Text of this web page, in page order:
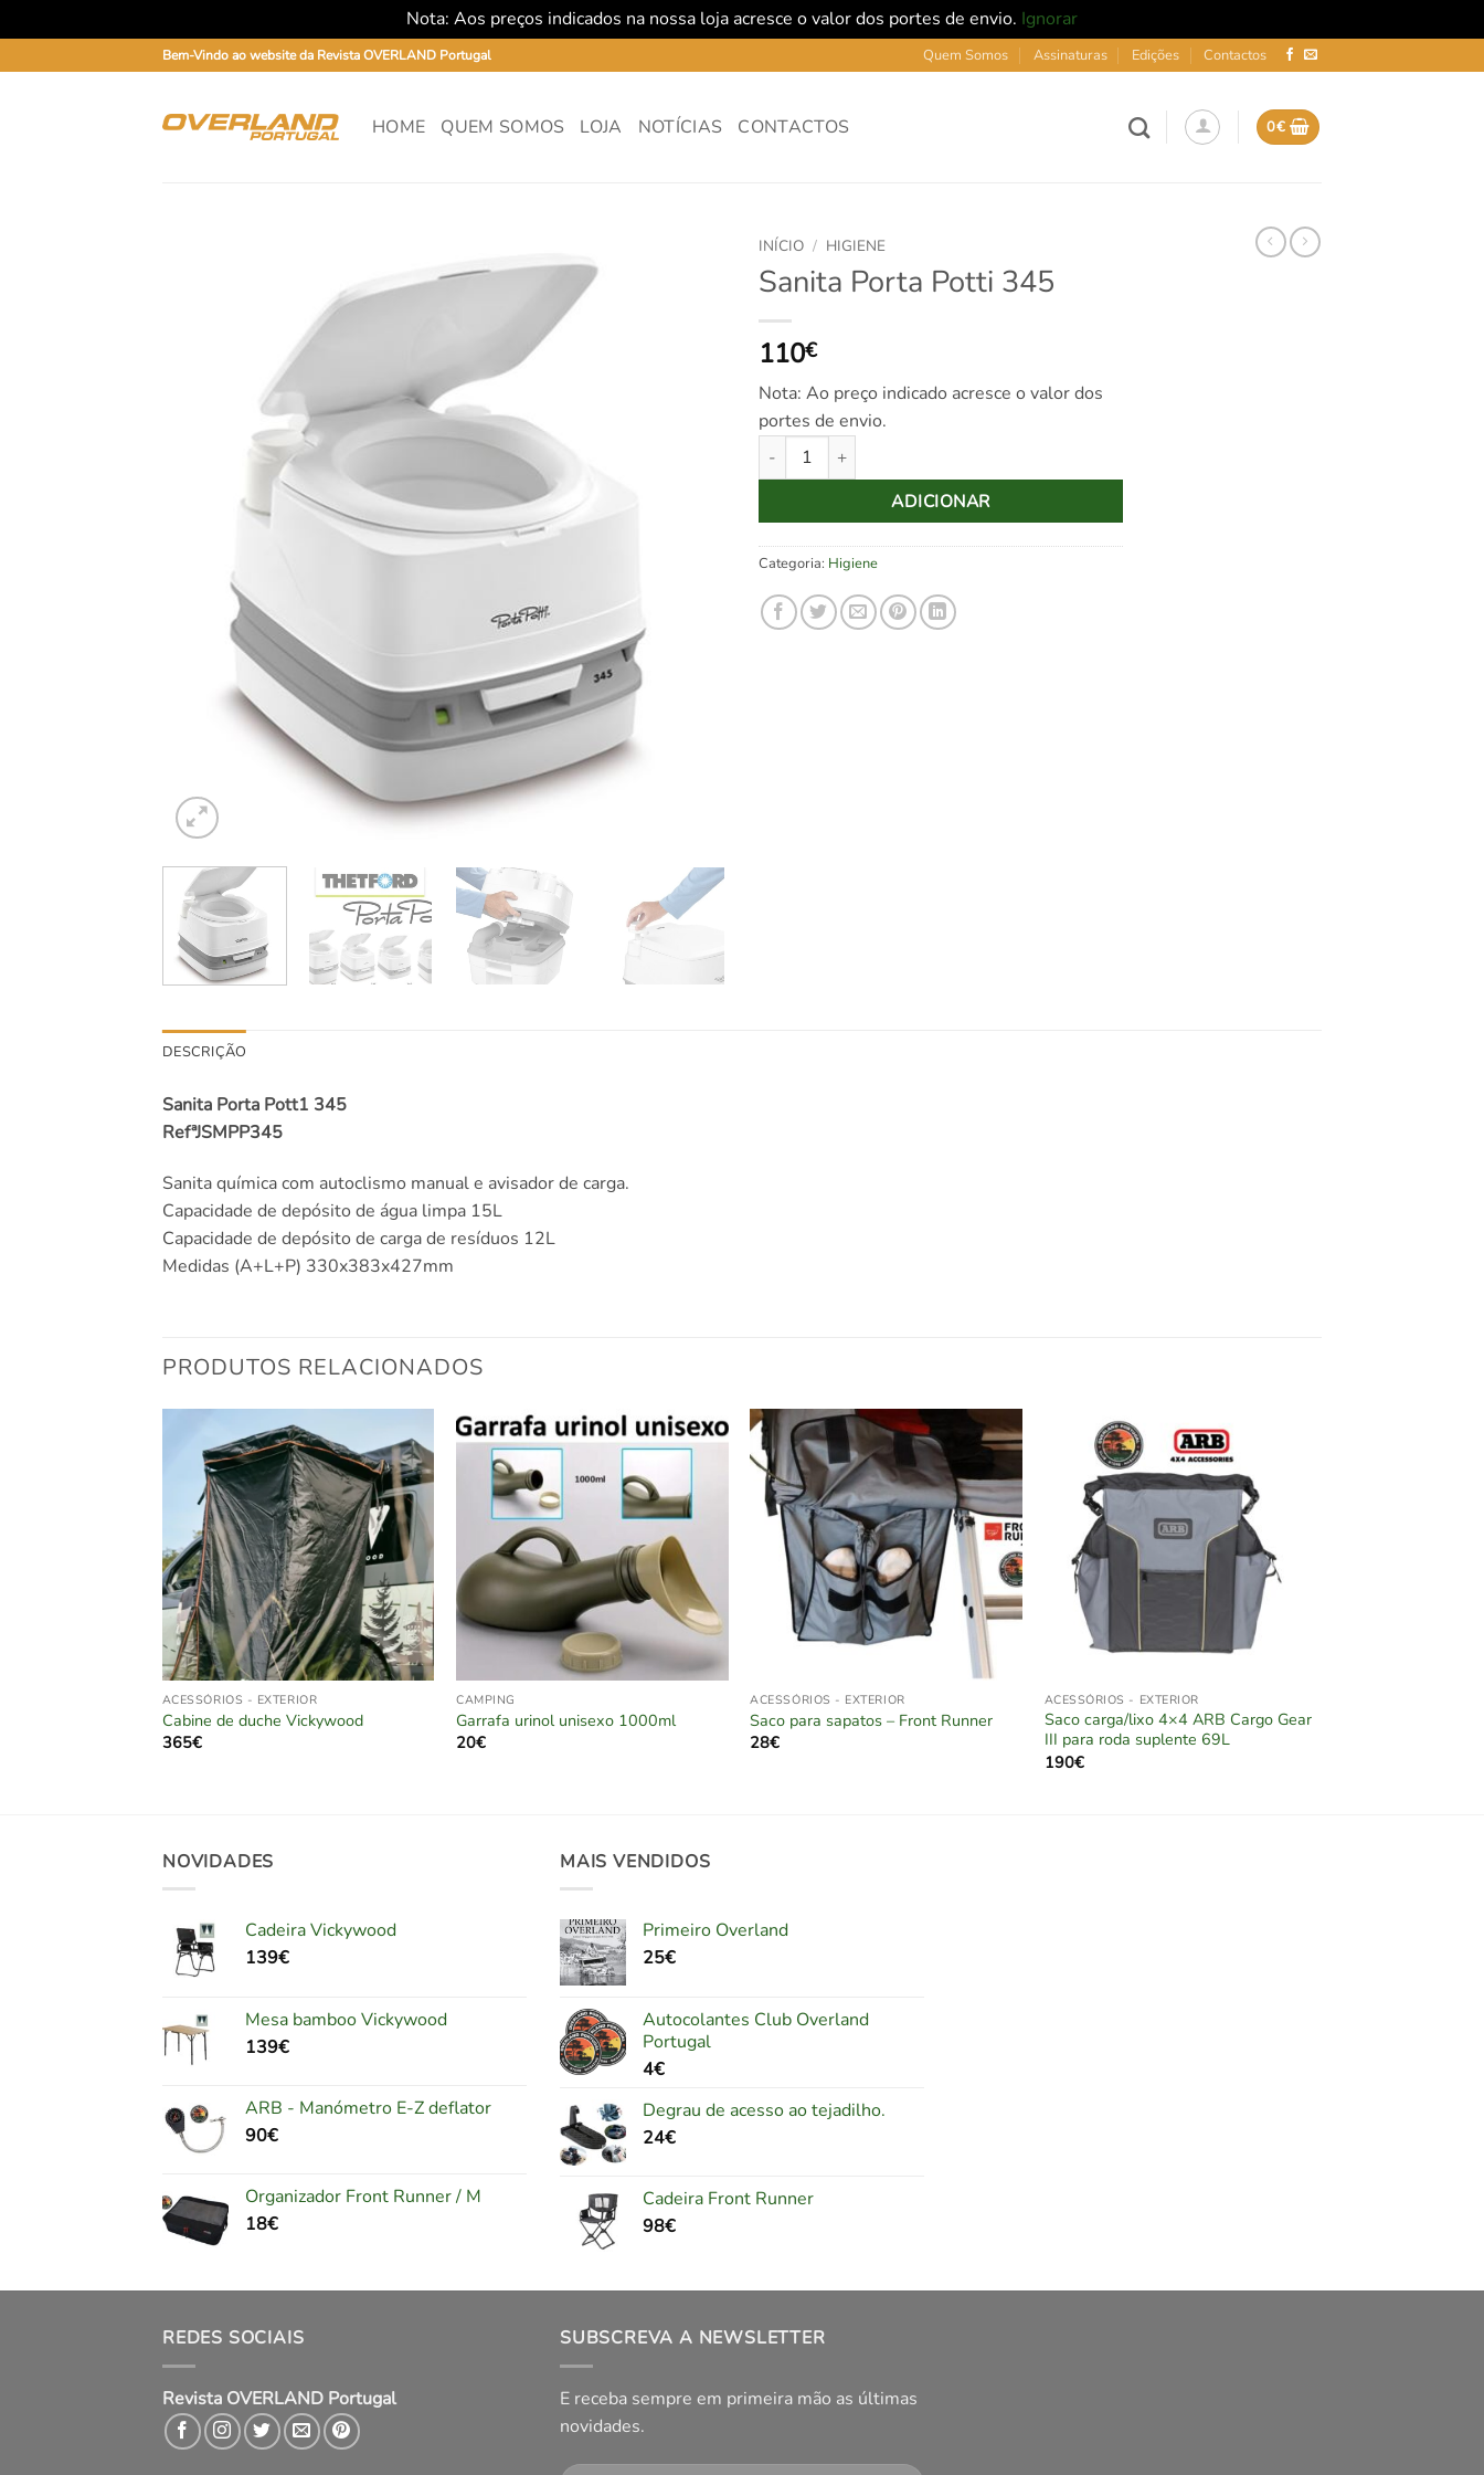
Nota: Aos preços indicados na nossa loja acresce o valor dos portes de envio. Ignorar
to
Bem-Vindo ao website da Revista OVERLAND Portugal Quem Somos Assinaturas Edições Contactos
HOME QUEM SOMOS LOJA NOTÍCIAS CONTACTOS 0€
INÍCIO / HIGIENE
Sanita Porta Potti 345
110€
Nota: Ao preço indicado acresce o valor dos
portes de envio.
Quantidade de Sanita Porta Potti 345
ADICIONAR
Categoria: Higiene
DESCRIÇÃO
Sanita Porta Pott1 345
RefªJSMPP345
Sanita química com autoclismo manual e avisador de carga.
Capacidade de depósito de água limpa 15L
Capacidade de depósito de carga de resíduos 12L
Medidas (A+L+P) 330x383x427mm
PRODUTOS RELACIONADOS
ACESSÓRIOS - EXTERIOR
Cabine de duche Vickywood
365€
CAMPING
Garrafa urinol unisexo 1000ml
20€
ACESSÓRIOS - EXTERIOR
Saco para sapatos – Front Runner
28€
ACESSÓRIOS - EXTERIOR
Saco carga/lixo 4×4 ARB Cargo Gear
III para roda suplente 69L
190€
NOVIDADES
Cadeira Vickywood
139€
Mesa bamboo Vickywood
139€
ARB - Manómetro E-Z deflator
90€
Organizador Front Runner / M
18€
MAIS VENDIDOS
Primeiro Overland
25€
Autocolantes Club Overland
Portugal
4€
Degrau de acesso ao tejadilho.
24€
Cadeira Front Runner
98€
REDES SOCIAIS
Revista OVERLAND Portugal
SUBSCREVA A NEWSLETTER
E receba sempre em primeira mão as últimas
novidades.